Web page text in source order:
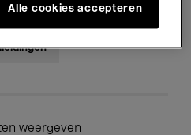
Kids’ Palace
weergeven
Alle cookies accepteren